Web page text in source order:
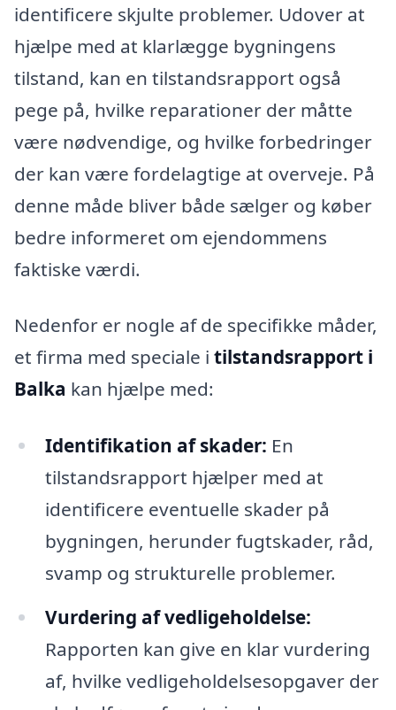
identificere skjulte problemer. Udover at
hjælpe med at klarlægge bygningens
tilstand, kan en tilstandsrapport også
pege på, hvilke reparationer der måtte
være nødvendige, og hvilke forbedringer
der kan være fordelagtige at overveje. På
denne måde bliver både sælger og køber
bedre informeret om ejendommens
faktiske værdi.
Nedenfor er nogle af de specifikke måder,
et firma med speciale i tilstandsrapport i
Balka kan hjælpe med:
Identifikation af skader: En
tilstandsrapport hjælper med at
identificere eventuelle skader på
bygningen, herunder fugtskader, råd,
svamp og strukturelle problemer.
Vurdering af vedligeholdelse:
Rapporten kan give en klar vurdering
af, hvilke vedligeholdelsesopgaver der